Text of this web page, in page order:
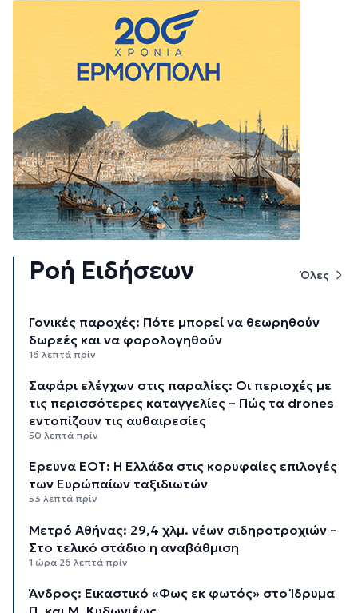
Ροή Ειδήσεων Όλες
Γονικές παροχές: Πότε μπορεί να θεωρηθούν
δωρεές και να φορολογηθούν
16 λεπτά πρίν
Σαφάρι ελέγχων στις παραλίες: Οι περιοχές με
τις περισσότερες καταγγελίες – Πώς τα drones
εντοπίζουν τις αυθαιρεσίες
50 λεπτά πρίν
Έρευνα ΕΟΤ: Η Ελλάδα στις κορυφαίες επιλογές
των Ευρώπαίων ταξιδιωτών
53 λεπτά πρίν
Μετρό Αθήνας: 29,4 χλμ. νέων σιδηροτροχιών –
Στο τελικό στάδιο η αναβάθμιση
1 ώρα 26 λεπτά πρίν
Άνδρος: Εικαστικό «Φως εκ φωτός» στο Ίδρυμα